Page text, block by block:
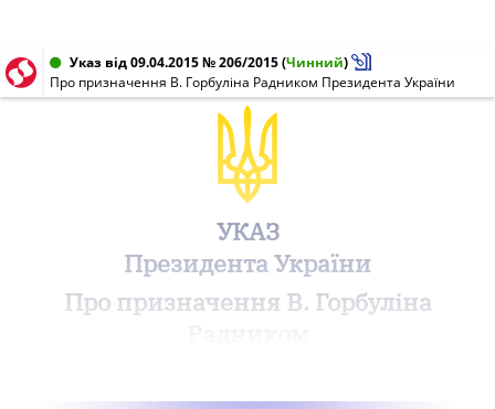
Указ від 09.04.2015 № 206/2015(Чинний)
Про призначення В. Горбуліна Радником Президента України
УКАЗ
Президента України
Про призначення В. Горбуліна